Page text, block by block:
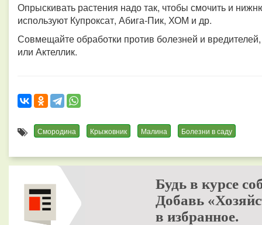
Опрыскивать растения надо так, чтобы смочить и
используют Купроксат, Абига-Пик, ХОМ и др.
Совмещайте обработки против болезней и
или Актеллик.
Смородина Крыжовник Малина Болезни в саду
Будь в курсе
Добавь
в избранное.